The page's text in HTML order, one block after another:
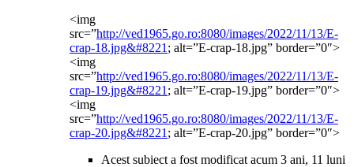
<img
src=”http://ved1965.go.ro:8080/images/2022/11/13/E-
crap-18.jpg&#8221 ; alt=”E-crap-18.jpg” border=”0″>
<img
src=”http://ved1965.go.ro:8080/images/2022/11/13/E-
crap-19.jpg&#8221 ; alt=”E-crap-19.jpg” border=”0″>
<img
src=”http://ved1965.go.ro:8080/images/2022/11/13/E-
crap-20.jpg&#8221 ; alt=”E-crap-20.jpg” border=”0″>
Acest subiect a fost modificat acum 3 ani, 11 luni